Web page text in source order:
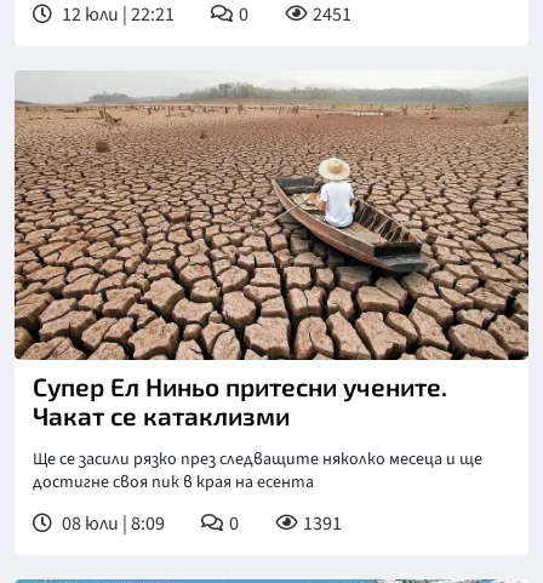
12 юли | 22:21 0 2451
Супер Ел Ниньо притесни учените.
Чакат се катаклизми
Ще се засили рязко през следващите няколко месеца и ще
достигне своя пик в края на есента
08 юли | 8:09 0 1391